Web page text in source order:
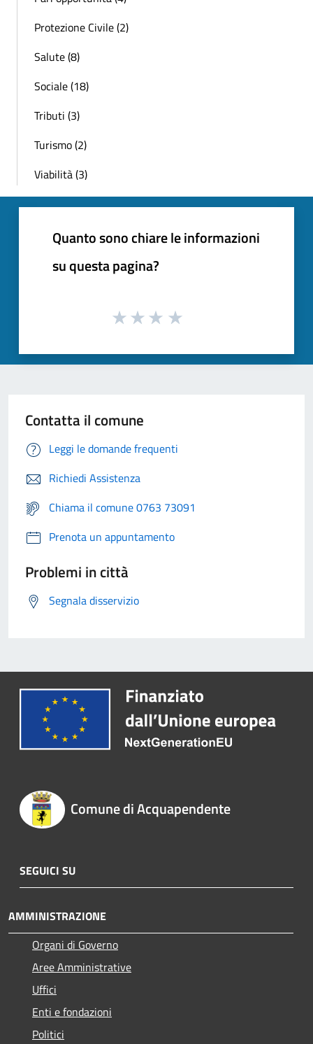
Protezione Civile (2)
Salute (8)
Sociale (18)
Tributi (3)
Turismo (2)
Viabilità (3)
Quanto sono chiare le informazioni
su questa pagina?
Contatta il comune
Leggi le domande frequenti
Richiedi Assistenza
Chiama il comune 0763 73091
Prenota un appuntamento
Problemi in città
Segnala disservizio
Comune di Acquapendente
SEGUICI SU
AMMINISTRAZIONE
Organi di Governo
Aree Amministrative
Uffici
Enti e fondazioni
Politici